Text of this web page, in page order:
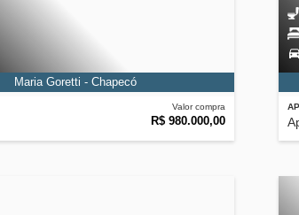
Valor compra
R$ 980.000,00
Maria Goretti - Chapecó